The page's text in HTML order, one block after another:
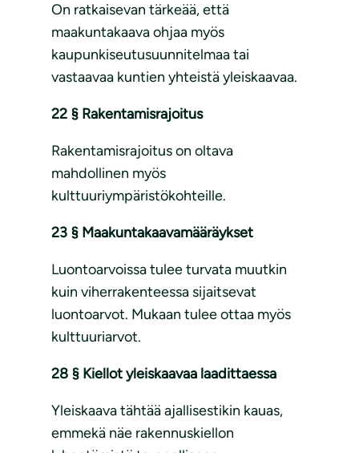
On ratkaisevan tärkeää, että
maakuntakaava ohjaa myös
kaupunkiseutusuunnitelmaa tai
vastaavaa kuntien yhteistä yleiskaavaa.
22 § Rakentamisrajoitus
Rakentamisrajoitus on oltava
mahdollinen myös
kulttuuriympäristökohteille.
23 § Maakuntakaavamääräykset
Luontoarvoissa tulee turvata muutkin
kuin viherrakenteessa sijaitsevat
luontoarvot. Mukaan tulee ottaa myös
kulttuuriarvot.
28 § Kiellot yleiskaavaa laadittaessa
Yleiskaava tähtää ajallisestikin kauas,
emmekä näe rakennuskiellon